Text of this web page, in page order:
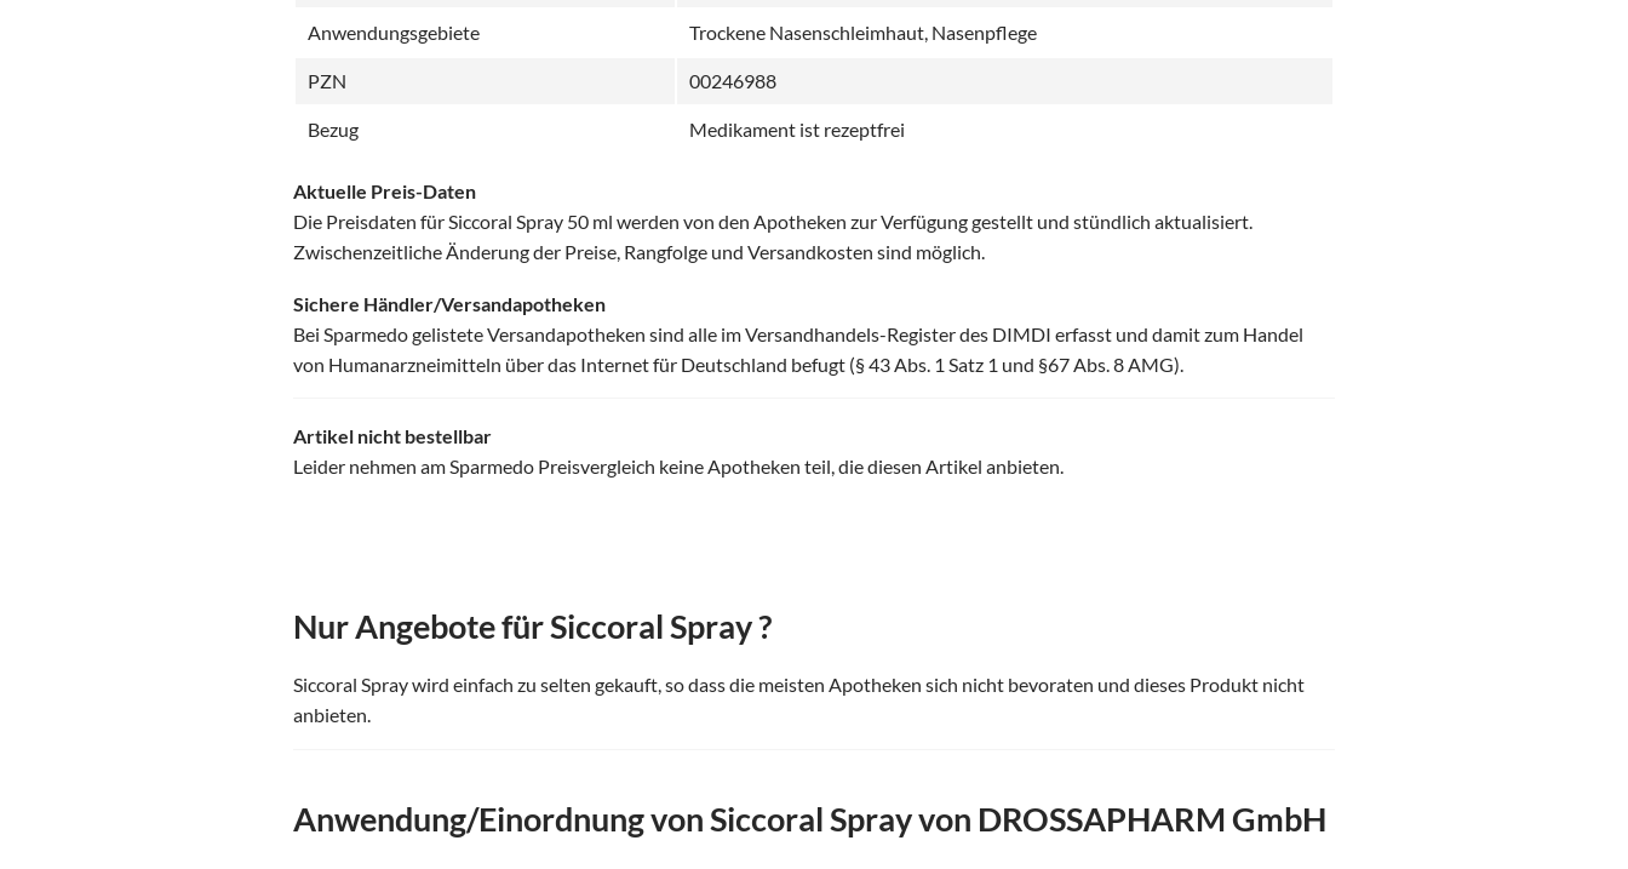
Anwendungsgebiete Trockene Nasenschleimhaut, Nasenpflege
PZN 00246988
Bezug Medikament ist rezeptfrei
Aktuelle Preis-Daten
Die Preisdaten für Siccoral Spray 50 ml werden von den Apotheken zur Verfügung gestellt und stündlich aktualisiert.
Zwischenzeitliche Änderung der Preise, Rangfolge und Versandkosten sind möglich.
Sichere Händler/Versandapotheken
Bei Sparmedo gelistete Versandapotheken sind alle im Versandhandels-Register des DIMDI erfasst und damit zum Handel
von Humanarzneimitteln über das Internet für Deutschland befugt (§ 43 Abs. 1 Satz 1 und §67 Abs. 8 AMG).
Artikel nicht bestellbar
Leider nehmen am Sparmedo Preisvergleich keine Apotheken teil, die diesen Artikel anbieten.
Nur Angebote für Siccoral Spray ?
Siccoral Spray wird einfach zu selten gekauft, so dass die meisten Apotheken sich nicht bevoraten und dieses Produkt nicht
anbieten.
Anwendung/Einordnung von Siccoral Spray von DROSSAPHARM GmbH